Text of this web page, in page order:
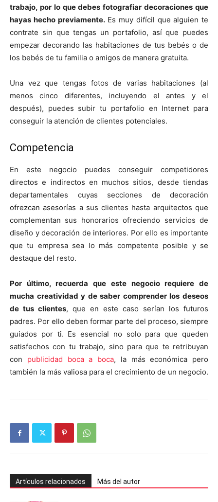
trabajo, por lo que debes fotografiar decoraciones que
hayas hecho previamente.Es muy difícil que alguien te
contrate sin que tengas un portafolio, así que puedes
empezar decorando las habitaciones de tus bebés o de
los bebés de tu familia o amigos de manera gratuita.
Una vez que tengas fotos de varias habitaciones (al
menos cinco diferentes, incluyendo el antes y el
después), puedes subir tu portafolio en Internet para
conseguir la atención de clientes potenciales.
Competencia
En este negocio puedes conseguir competidores
directos e indirectos en muchos sitios, desde tiendas
departamentales cuyas secciones de decoración
ofrezcan asesorías a sus clientes hasta arquitectos que
complementan sus honorarios ofreciendo servicios de
diseño y decoración de interiores. Por ello es importante
que tu empresa sea lo más competente posible y se
destaque del resto.
Por último, recuerda que este negocio requiere de
mucha creatividad y de saber comprender los deseos
de tus clientes, que en este caso serían los futuros
padres. Por ello deben formar parte del proceso, siempre
guiados por ti. Es esencial no solo para que queden
satisfechos con tu trabajo, sino para que te retribuyan
con publicidad boca a boca, la más económica pero
también la más valiosa para el crecimiento de un negocio.
Artículos relacionados Más del autor